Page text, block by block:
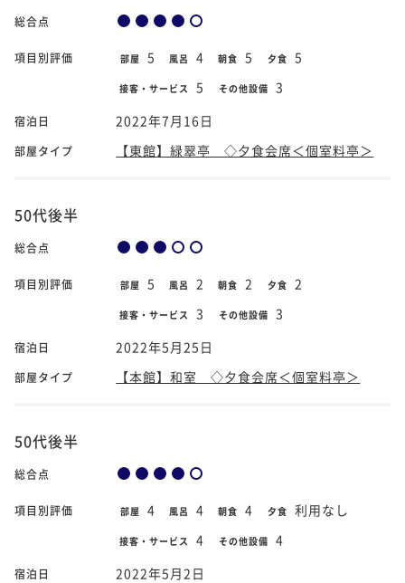
総合点
項目別評価 部屋 5 風呂 4 朝食 5 夕食 5
接客・サービス 5 その他設備 3
宿泊日 2022年7月16日
部屋タイプ 【東館】緑翠亭 ◇夕食会席＜個室料亭＞
50代後半
総合点
項目別評価 部屋 5 風呂 2 朝食 2 夕食 2
接客・サービス 3 その他設備 3
宿泊日 2022年5月25日
部屋タイプ 【本館】和室 ◇夕食会席＜個室料亭＞
50代後半
総合点
項目別評価 部屋 4 風呂 4 朝食 4 夕食 利用なし
接客・サービス 4 その他設備 4
宿泊日 2022年5月2日